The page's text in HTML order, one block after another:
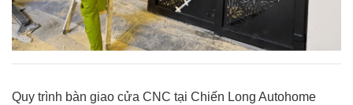
Quy trình bàn giao cửa CNC tại Chiến Long Autohome